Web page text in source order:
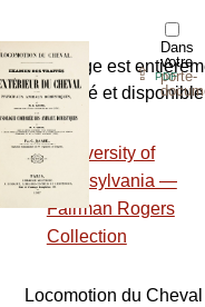
Dans
votre
porte-
⇪PDF
L’ouvrage est
numérisé et
le site :
-University of
Pennsylvania —
Fairman Rogers
Collection
Locomotion du